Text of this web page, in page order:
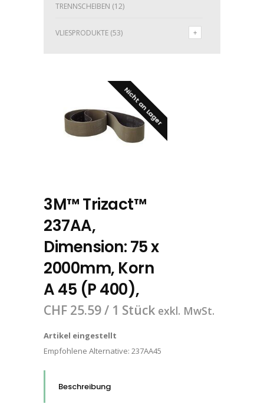
TRENNSCHEIBEN (12)
VLIESPRODUKTE (53)
Nicht an Lager
3M™ Trizact™
237AA,
Dimension: 75 x
2000mm, Korn
A 45 (P 400),
CHF 25.59/ 1 Stück exkl. MwSt.
Artikel eingestellt
Empfohlene Alternative: 237AA45
Beschreibung